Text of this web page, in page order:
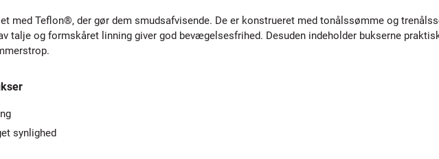
med Teflon®, der gør dem smudsafvisende. De er konstrueret med tonålssømme og
talje og formskåret linning giver god bevægelsesfrihed. Desuden indeholder bukserne
synlighed